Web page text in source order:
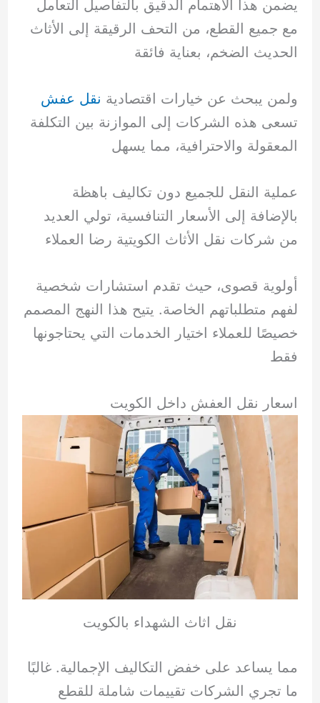
يضمن هذا الاهتمام الدقيق بالتفاصيل التعامل
مع جميع القطع، من التحف الرقيقة إلى الأثاث
الحديث الضخم، بعناية فائقة
ولمن يبحث عن خيارات اقتصادية نقل عفش
تسعى هذه الشركات إلى الموازنة بين التكلفة
المعقولة والاحترافية، مما يسهل
عملية النقل للجميع دون تكاليف باهظة
بالإضافة إلى الأسعار التنافسية، تولي العديد
من شركات نقل الأثاث الكويتية رضا العملاء
أولوية قصوى، حيث تقدم استشارات شخصية
لفهم متطلباتهم الخاصة. يتيح هذا النهج المصمم
خصيصًا للعملاء اختيار الخدمات التي يحتاجونها
فقط
اسعار نقل العفش داخل الكويت
نقل اثاث الشهداء بالكويت
مما يساعد على خفض التكاليف الإجمالية. غالبًا
ما تجري الشركات تقييمات شاملة للقطع